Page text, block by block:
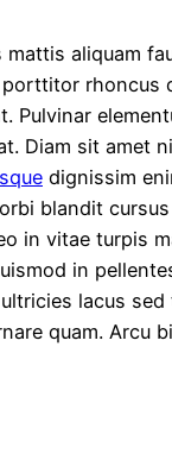
aliquam
rhoncus
Pulvinar
Diam sit amet
dignissim
blandit
in vitae turpis
in
lacus sed
quam. Arcu